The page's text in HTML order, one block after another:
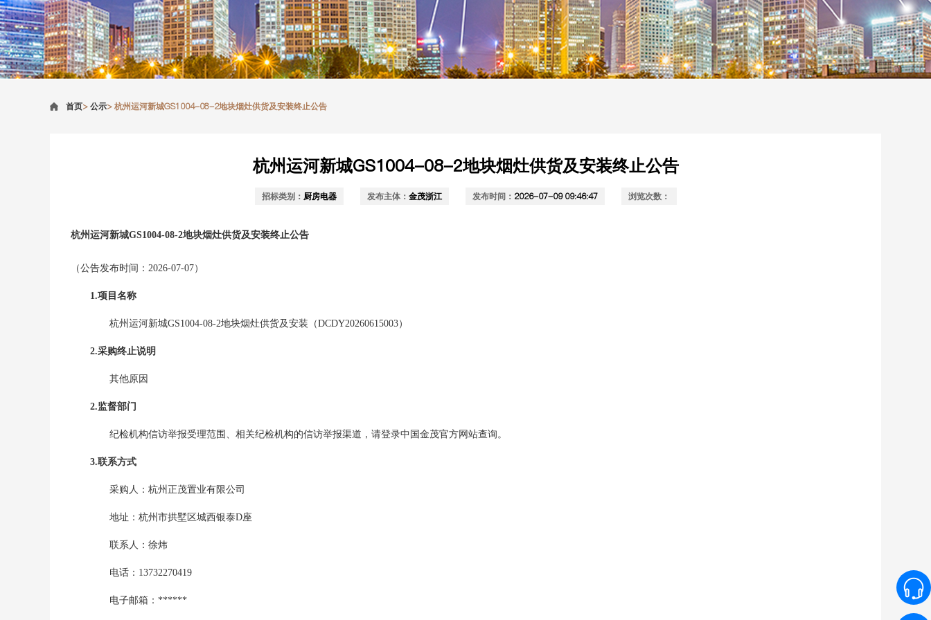
首页>公示>杭州运河新城GS1004-08-2地块烟灶供货及安装终止公告
杭州运河新城GS1004-08-2地块烟灶供货及安装终止公告
招标类别： 厨房电器 发布主体： 金茂浙江 发布时间： 2026-07-09 09:46:47 浏览次数：
杭州运河新城GS1004-08-2地块烟灶供货及安装终止公告
（公告发布时间： 2026-07-07）
1.项目名称
杭州运河新城GS1004-08-2地块烟灶供货及安装 （DCDY20260615003）
2.采购终止说明
其他原因
2.监督部门
纪检机构信访举报受理范围、相关纪检机构的信访举报渠道，请登录中国金茂官方网站查询。
3.联系方式
采购人： 杭州正茂置业有限公司
地址： 杭州市拱墅区城西银泰D座
联系人： 徐炜
电话： 13732270419
电子邮箱： ******